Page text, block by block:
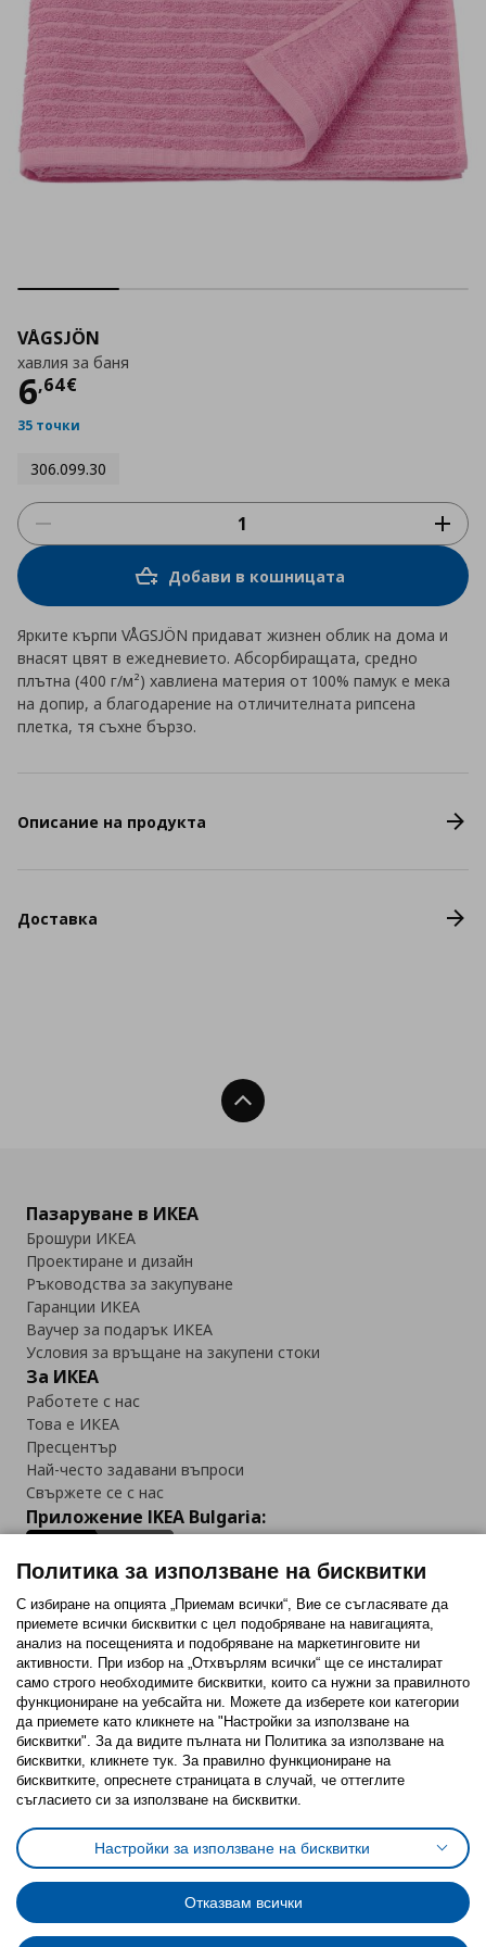
VÅGSJÖN
хавлия за баня
6,64€
Цена
35 точки
306.099.30
Добави в кошницата
Ярките кърпи VÅGSJÖN придават жизнен облик на дома и
внасят цвят в ежедневието. Абсорбиращата, средно
плътна (400 г/м²) хавлиена материя от 100% памук е мека
на допир, а благодарение на отличителната рипсена
плетка, тя съхне бързо.
Описание на продукта
Доставка
Нагоре
Пазаруване в ИКЕА
Брошури ИКЕА
Проектиране и дизайн
Ръководства за закупуване
Гаранции ИКЕА
Ваучер за подарък ИКЕА
Условия за връщане на закупени стоки
За ИКЕА
Работете с нас
Това е ИКЕА
Пресцентър
Най-често задавани въпроси
Свържете се с нас
Приложение IKEA Bulgaria:
Последвайте ни:
FacebookTwitterYoutubePinterestInstagram
Политика за използване на бисквитки (Cookies)
Избор на настройки за използване на бисквитки
Условия за ползване на ikea.bgОбща политика за личните данни
Политика за защита на личните данни на ikea.bg
Общи условия на програма IKEA Family
Политика за защита на лични данни на програма IKEA Family
Политика за използване на бисквитки
С избиране на опцията „Приемам всички“, Вие се съгласявате да
приемете всички бисквитки с цел подобряване на навигацията,
анализ на посещенията и подобряване на маркетинговите ни
активности. При избор на „Отхвърлям всички“ ще се инсталират
само строго необходимитe бисквитки, които са нужни за правилното
функциониране на уебсайта ни. Можете да изберете кои категории
да приемете като кликнете на "Настройки за използване на
бисквитки". За да видите пълната ни Политика за използване на
бисквитки, кликнете тук. За правилно функциониране на
бисквитките, опреснете страницата в случай, че оттеглите
съгласието си за използване на бисквитки.
Настройки за използване на бисквитки
Отказвам всички